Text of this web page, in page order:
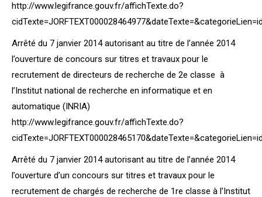
http://www.legifrance.gouv.fr/affichTexte.do?
Arrêté du 7 janvier 2014 autorisant au titre de l’année 2014
l’ouverture de concours sur titres et travaux pour le
recrutement de directeurs de recherche de 2e classe à
l’Institut national de recherche en informatique et en
automatique (INRIA)
http://www.legifrance.gouv.fr/affichTexte.do?
Arrêté du 7 janvier 2014 autorisant au titre de l’année 2014
l’ouverture d’un concours sur titres et travaux pour le
recrutement de chargés de recherche de 1re classe à l’Institut